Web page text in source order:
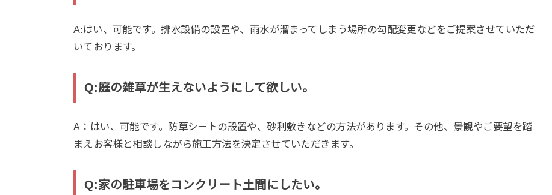
A:はい、可能です。排水設備の設置や、雨水が溜まってしまう場所の勾配変更などをご提案させていただ
いております。
Q:庭の雑草が生えないようにして欲しい。
A：はい、可能です。防草シートの設置や、砂利敷きなどの方法があります。その他、景観やご要望を踏
まえお客様と相談しながら施工方法を決定させていただきます。
Q:家の駐車場をコンクリート土間にしたい。